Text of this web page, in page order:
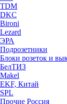
TDM
DKC
Bironi
Lezard
ЭРА
Подрозетники
Блоки розеток и
БелТИЗ
Makel
EKF, Китай
SPL
Прочие Россия